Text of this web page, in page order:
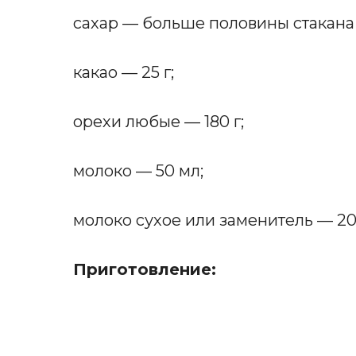
сахар — больше половины стакана
какао — 25 г;
орехи любые — 180 г;
молоко — 50 мл;
молоко сухое или заменитель —
Приготовление: